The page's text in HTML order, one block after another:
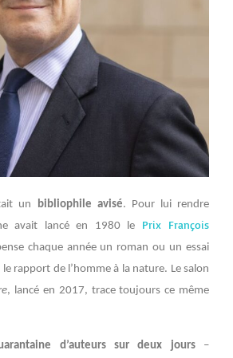
un bibliophile avisé. Pour lui rendre
avait lancé en 1980 le Prix François
chaque année un roman ou un essai
rapport de l’homme à la nature. Le salon
, lancé en 2017, trace toujours ce même
d’auteurs sur deux jours–